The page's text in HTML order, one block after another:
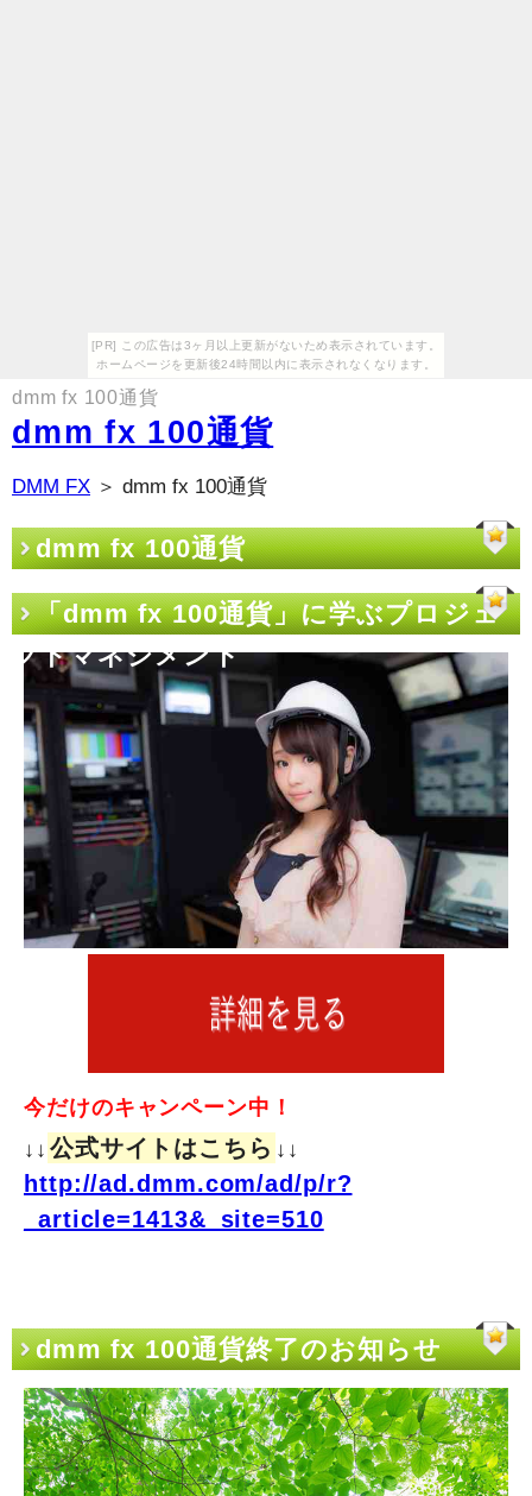
[PR] この広告は3ヶ月以上更新がないため表示されています。
ホームページを更新後24時間以内に表示されなくなります。
dmm fx 100通貨
dmm fx 100通貨
DMM FX ＞ dmm fx 100通貨
dmm fx 100通貨
「dmm fx 100通貨」に学ぶプロジェ
クトマネジメント
今だけのキャンペーン中！
↓↓ 公式サイトはこちら ↓↓
http://ad.dmm.com/ad/p/r?
_article=1413&_site=510
dmm fx 100通貨終了のお知らせ